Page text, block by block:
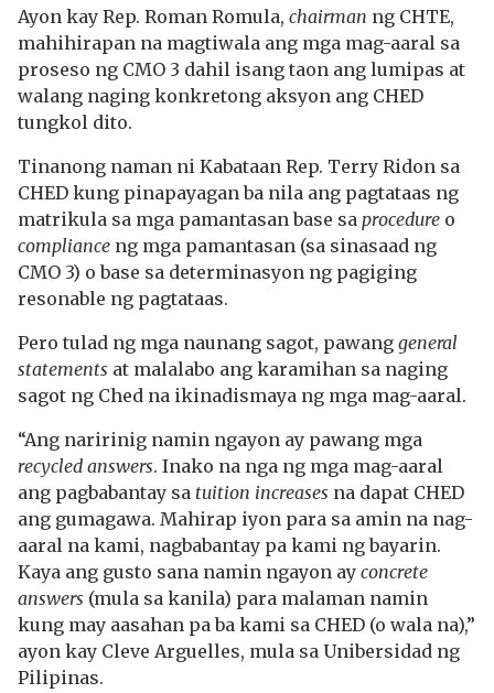
Ayon kay Rep. Roman Romula, chairman ng CHTE,
mahihirapan na magtiwala ang mga mag-aaral sa
proseso ng CMO 3 dahil isang taon ang lumipas at
walang naging konkretong aksyon ang CHED
tungkol dito.
Tinanong naman ni Kabataan Rep. Terry Ridon sa
CHED kung pinapayagan ba nila ang pagtataas ng
matrikula sa mga pamantasan base sa procedure o
compliance ng mga pamantasan (sa sinasaad ng
CMO 3) o base sa determinasyon ng pagiging
resonable ng pagtataas.
Pero tulad ng mga naunang sagot, pawang general
statements at malalabo ang karamihan sa naging
sagot ng Ched na ikinadismaya ng mga mag-aaral.
“Ang naririnig namin ngayon ay pawang mga
recycled answers. Inako na nga ng mga mag-aaral
ang pagbabantay sa tuition increases na dapat CHED
ang gumagawa. Mahirap iyon para sa amin na nag-
aaral na kami, nagbabantay pa kami ng bayarin.
Kaya ang gusto sana namin ngayon ay concrete
answers (mula sa kanila) para malaman namin
kung may aasahan pa ba kami sa CHED (o wala na),”
ayon kay Cleve Arguelles, mula sa Unibersidad ng
Pilipinas.